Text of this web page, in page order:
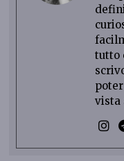
tutto
vista